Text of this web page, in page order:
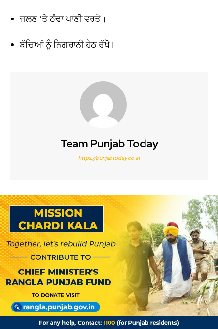
ਜਲਣ ‘ਤੇ ਠੰਢਾ ਪਾਣੀ ਵਰਤੋ।
ਬੱਚਿਆਂ ਨੂੰ ਨਿਗਰਾਨੀ ਹੇਠ ਰੱਖੋ।
Team Punjab Today
https://punjabtoday.co.in